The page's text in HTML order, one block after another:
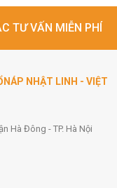
TƯ VẤN MIỄN PHÍ
NHẬT LINH - VIỆT
Hà Đông - TP. Hà Nội